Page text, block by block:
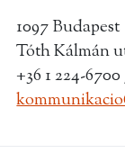
1097 Budapest
Tóth Kálmán
+36 1 224-